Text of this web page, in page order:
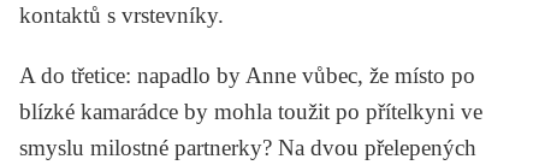
kontaktů s vrstevníky.
A do třetice: napadlo by Anne vůbec, že místo po
blízké kamarádce by mohla toužit po přítelkyni ve
smyslu milostné partnerky? Na dvou přelepených